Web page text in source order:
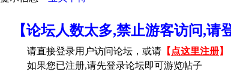
【论坛人数太多,禁止游客访问,
请直接登录用户访问论坛，或请 【 点这里注册】
如果您已注册,请先登录论坛即可游览帖子